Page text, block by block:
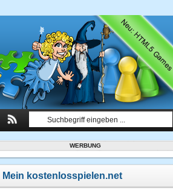
WERBUNG
Mein kostenlosspielen.net